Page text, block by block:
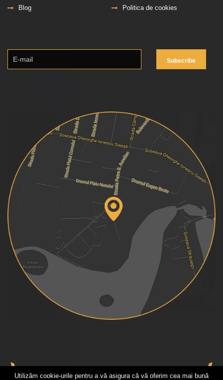
Blog
Politica de cookies
Utilizăm cookie-urile pentru a vă asigura că vă oferim cea mai bună